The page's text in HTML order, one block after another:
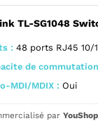
TL-SG1048
TP-Link TL-
TL-SG1048
: 48 ports RJ45 10/
de
MDI/MDIX : Oui
par